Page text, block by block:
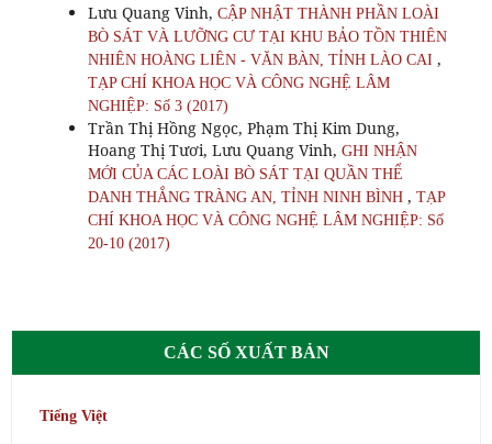
Lưu Quang Vinh, CẬP NHẬT THÀNH PHẦN LOÀI
BÒ SÁT VÀ LƯỠNG CƯ TẠI KHU BẢO TỒN THIÊN
NHIÊN HOÀNG LIÊN - VĂN BÀN, TỈNH LÀO CAI ,
TẠP CHÍ KHOA HỌC VÀ CÔNG NGHỆ LÂM
NGHIỆP: Số 3 (2017)
Trần Thị Hồng Ngọc, Phạm Thị Kim Dung,
Hoang Thị Tươi, Lưu Quang Vinh, GHI NHẬN
MỚI CỦA CÁC LOÀI BÒ SÁT TẠI QUẦN THỂ
DANH THẮNG TRÀNG AN, TỈNH NINH BÌNH , TẠP
CHÍ KHOA HỌC VÀ CÔNG NGHỆ LÂM NGHIỆP: Số
20-10 (2017)
CÁC SỐ XUẤT BẢN
Tiếng Việt